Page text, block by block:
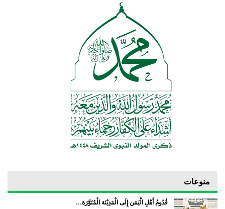
منوعات
قُدُومُ أَهْلِ الْيَمَن إِلَى الْمَدِيْنَة الْمُنَوَّرَة…